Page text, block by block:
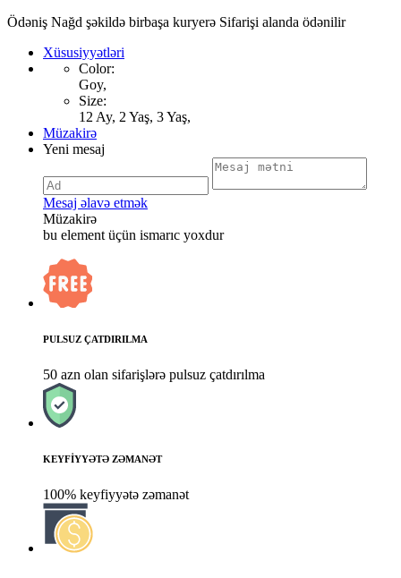
Ödəniş Nağd şəkildə birbaşa kuryerə Sifarişi alanda ödənilir
Xüsusiyyətləri
Color:
Goy,
Size:
12 Ay, 2 Yaş, 3 Yaş,
Müzakirə
Yeni mesaj
Mesaj əlavə etmək
Müzakirə
bu element üçün ismarıc yoxdur
PULSUZ ÇATDIRILMA
50 azn olan sifarişlərə pulsuz çatdırılma
KEYFİYYƏTƏ ZƏMANƏT
100% keyfiyyətə zəmanət